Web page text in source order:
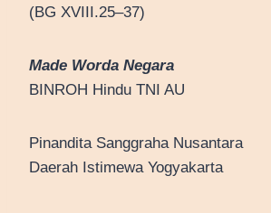
(BG XVIII.25–37)
Made Worda Negara
BINROH Hindu TNI AU
Pinandita Sanggraha Nusantara
Daerah Istimewa Yogyakarta